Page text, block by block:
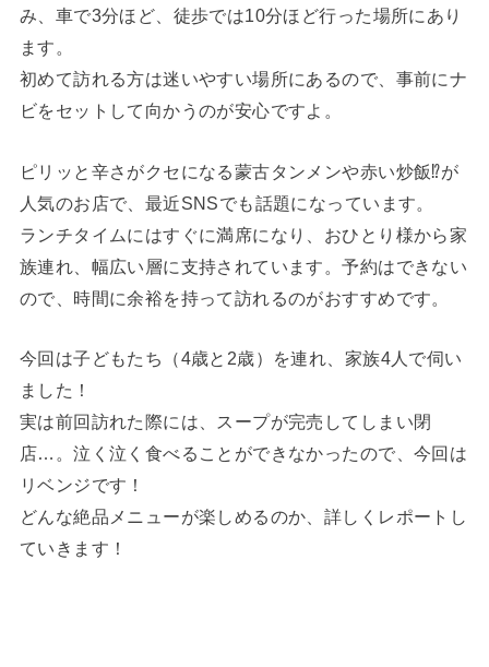
み、車で3分ほど、徒歩では10分ほど行った場所にあり
ます。
初めて訪れる方は迷いやすい場所にあるので、事前にナ
ビをセットして向かうのが安心ですよ。
ピリッと辛さがクセになる蒙古タンメンや赤い炒飯⁉︎が
人気のお店で、最近SNSでも話題になっています。
ランチタイムにはすぐに満席になり、おひとり様から家
族連れ、幅広い層に支持されています。予約はできない
ので、時間に余裕を持って訪れるのがおすすめです。
今回は子どもたち（4歳と2歳）を連れ、家族4人で伺い
ました！
実は前回訪れた際には、スープが完売してしまい閉
店…。泣く泣く食べることができなかったので、今回は
リベンジです！
どんな絶品メニューが楽しめるのか、詳しくレポートし
ていきます！